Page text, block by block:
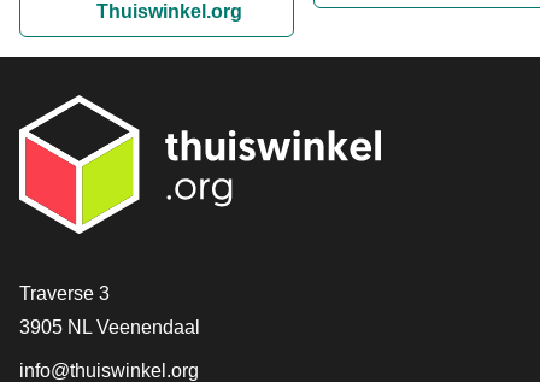
Thuiswinkel.org
Contact
Traverse 3
3905 NL Veenendaal
info@thuiswinkel.org